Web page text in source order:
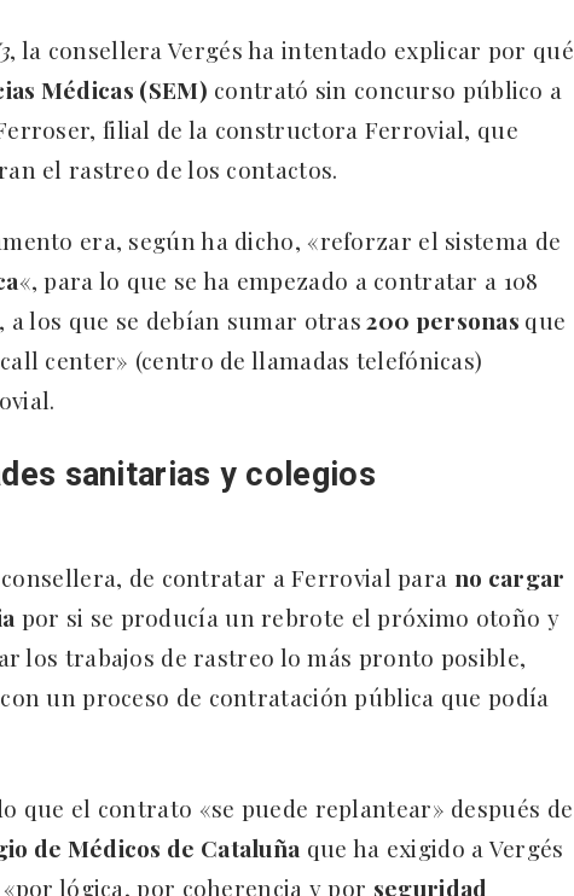
, la consellera Vergés ha intentado explicar por qué
Médicas (SEM) contrató sin concurso público a
filial de la constructora Ferrovial, que
el rastreo de los contactos.
era, según ha dicho, «reforzar el sistema de
«, para lo que se ha empezado a contratar a 108
los que se debían sumar otras200 personas que
center» (centro de llamadas telefónicas)
sanitarias y colegios
de contratar a Ferrovial para no cargar
por si se producía un rebrote el próximo otoño y
los trabajos de rastreo lo más pronto posible,
un proceso de contratación pública que podía
que el contrato «se puede replantear» después de
de Médicos de Cataluña que ha exigido a Vergés
lógica, por coherencia y por seguridad